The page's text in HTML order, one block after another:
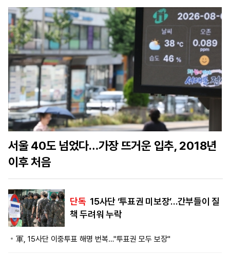
마
켓
파
워
운
세
대
학
동
문
골
프
서울 40도 넘었다…가장 뜨거운 입추, 2018년
이후 처음
단독 15사단 ‘투표권 미보장’…간부들이 질
책 두려워 누락
軍, 15사단 이중투표 해명 번복…"투표권 모두 보장"